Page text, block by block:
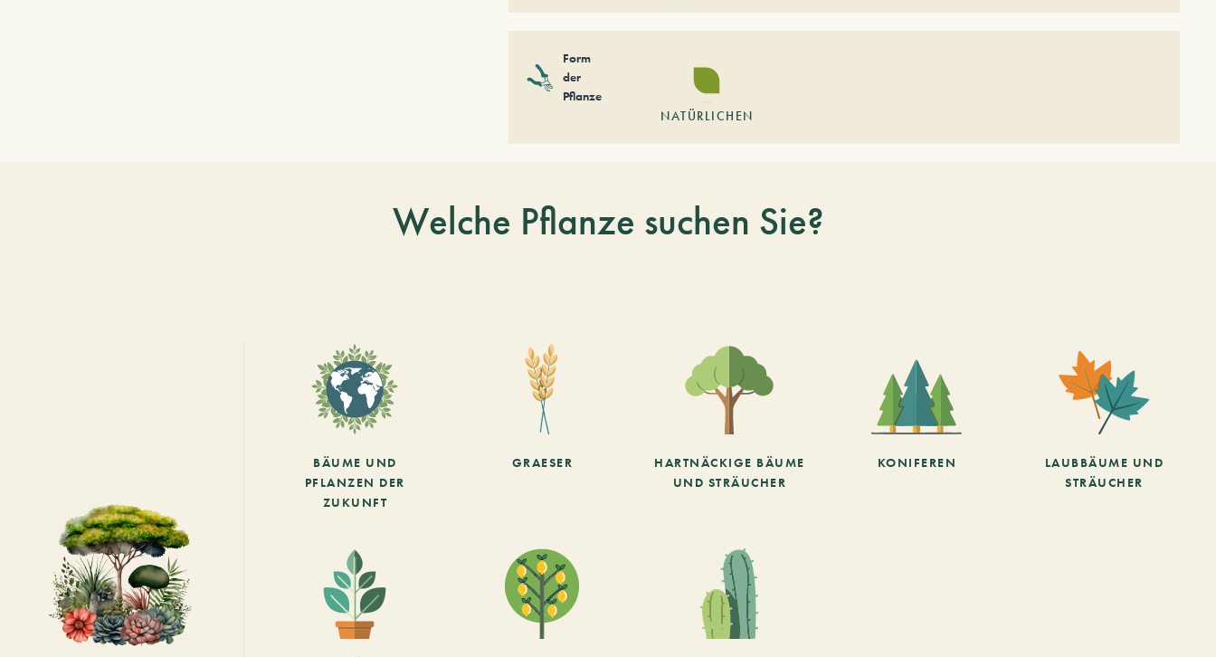
Form
der
Pflanze
NATÜRLICHEN
Welche Pflanze suchen Sie?
BÄUME UND
PFLANZEN DER
ZUKUNFT
GRAESER
HARTNÄCKIGE BÄUME
UND STRÄUCHER
KONIFEREN
LAUBBÄUME UND
STRÄUCHER